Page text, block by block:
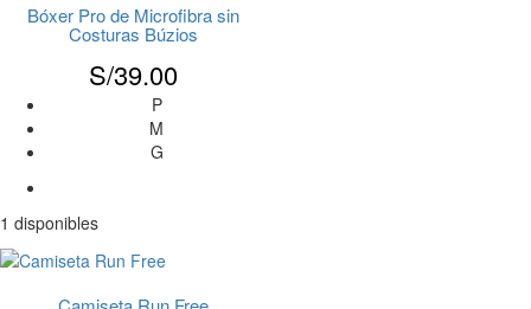
Bóxer Pro de Microfibra sin
Costuras Búzios
S/39.00
P
M
G
1 disponibles